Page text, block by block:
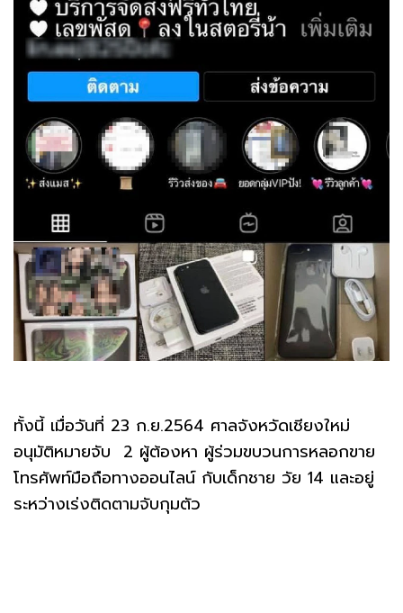
ทั้งนี้ เมื่อวันที่ 23 ก.ย.2564 ศาลจังหวัดเชียงใหม่
อนุมัติหมายจับ 2 ผู้ต้องหา ผู้ร่วมขบวนการหลอกขาย
โทรศัพท์มือถือทางออนไลน์ กับเด็กชาย วัย 14 และอยู่
ระหว่างเร่งติดตามจับกุมตัว